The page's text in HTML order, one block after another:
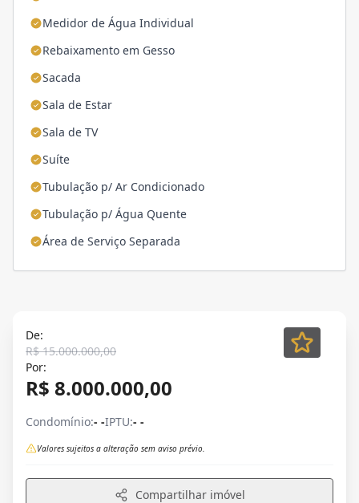
Medidor de Água Individual
Rebaixamento em Gesso
Sacada
Sala de Estar
Sala de TV
Suíte
Tubulação p/ Ar Condicionado
Tubulação p/ Água Quente
Área de Serviço Separada
De:
R$ 15.000.000,00
Por:
R$ 8.000.000,00
Condomínio:- -IPTU:- -
Valores sujeitos a alteração sem aviso prévio.
Compartilhar imóvel